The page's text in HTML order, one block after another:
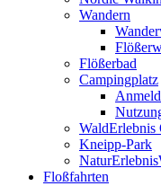
Wandern
Flößerbad
Campingplatz
WaldErlebnis
Kneipp-Park
Floßfahrten